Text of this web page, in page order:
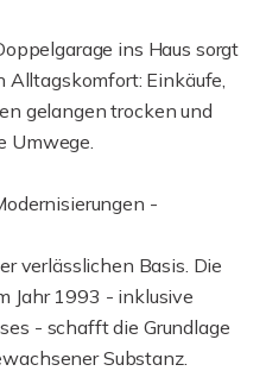
ins Haus sorgt
Alltagskomfort: Einkäufe,
gelangen trocken und
Umwege.
-
verlässlichen Basis. Die
Jahr 1993 - inklusive
- schafft die Grundlage
Substanz.